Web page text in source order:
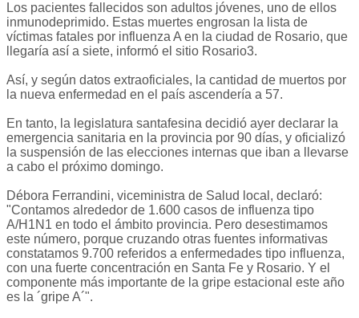
Los pacientes fallecidos son adultos jóvenes, uno de ellos
inmunodeprimido. Estas muertes engrosan la lista de
víctimas fatales por influenza A en la ciudad de Rosario, que
llegaría así a siete, informó el sitio Rosario3.
Así, y según datos extraoficiales, la cantidad de muertos por
la nueva enfermedad en el país ascendería a 57.
En tanto, la legislatura santafesina decidió ayer declarar la
emergencia sanitaria en la provincia por 90 días, y oficializó
la suspensión de las elecciones internas que iban a llevarse
a cabo el próximo domingo.
Débora Ferrandini, viceministra de Salud local, declaró:
"Contamos alrededor de 1.600 casos de influenza tipo
A/H1N1 en todo el ámbito provincia. Pero desestimamos
este número, porque cruzando otras fuentes informativas
constatamos 9.700 referidos a enfermedades tipo influenza,
con una fuerte concentración en Santa Fe y Rosario. Y el
componente más importante de la gripe estacional este año
es la ´gripe A´".